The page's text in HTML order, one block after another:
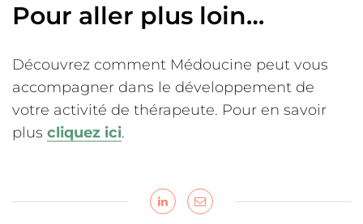
Pour aller plus loin…
Découvrez comment Médoucine peut vous
accompagner dans le développement de
votre activité de thérapeute. Pour en savoir
plus cliquez ici.